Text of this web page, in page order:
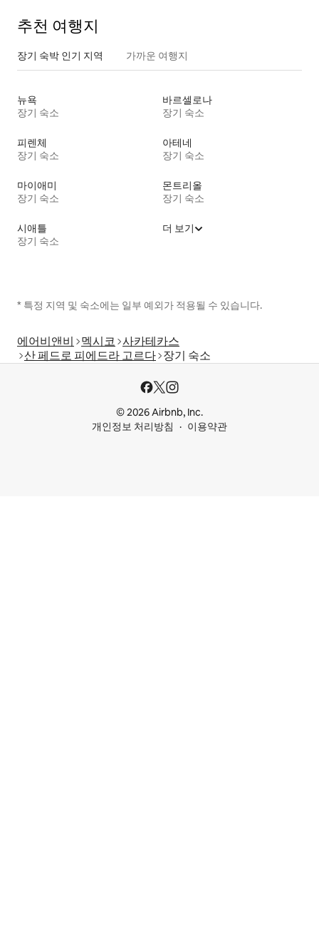
추천 여행지
장기 숙박 인기 지역 가까운 여행지
뉴욕
장기 숙소
바르셀로나
장기 숙소
피렌체
장기 숙소
아테네
장기 숙소
마이애미
장기 숙소
몬트리올
장기 숙소
시애틀
장기 숙소
더 보기
* 특정 지역 및 숙소에는 일부 예외가 적용될 수 있습니다.
에어비앤비 멕시코 사카테카스
산 페드로 피에드라 고르다 장기 숙소
© 2026 Airbnb, Inc.
개인정보 처리방침
이용약관